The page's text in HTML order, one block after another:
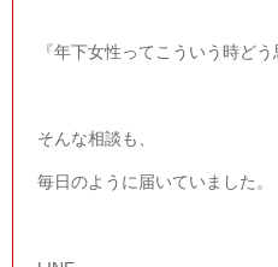
『年下女性ってこういう時どう
そんな相談も、
毎日のように届いていました。